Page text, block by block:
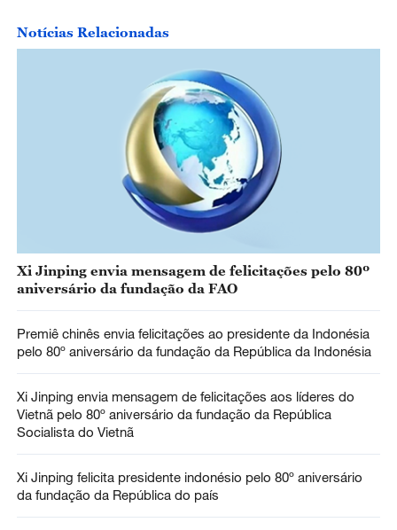
Notícias Relacionadas
Xi Jinping envia mensagem de felicitações pelo 80º
aniversário da fundação da FAO
Premiê chinês envia felicitações ao presidente da Indonésia
pelo 80º aniversário da fundação da República da Indonésia
Xi Jinping envia mensagem de felicitações aos líderes do
Vietnã pelo 80º aniversário da fundação da República
Socialista do Vietnã
Xi Jinping felicita presidente indonésio pelo 80º aniversário
da fundação da República do país